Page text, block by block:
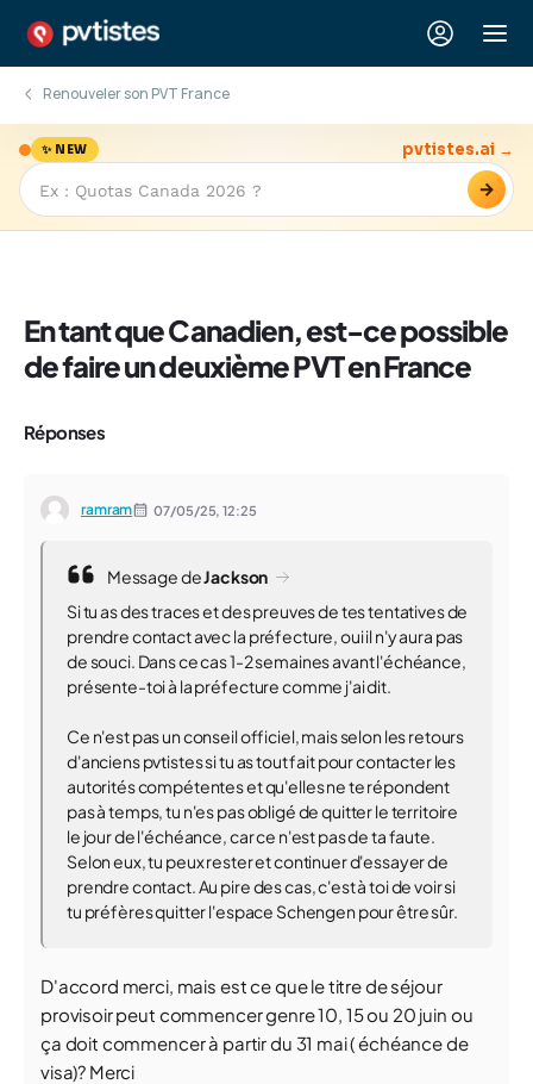
Renouveler son PVT France
✨ NEW
→
pvtistes.ai →
En tant que Canadien, est-ce possible
de faire un deuxième PVT en France
Réponses
ramram 07/05/25,12:25
Message deJackson
Si tu as des traces et des preuves de tes tentatives de
prendre contact avec la préfecture, oui il n'y aura pas
de souci. Dans ce cas 1-2 semaines avant l'échéance,
présente-toi à la préfecture comme j'ai dit.
Ce n'est pas un conseil officiel, mais selon les retours
d'anciens pvtistes si tu as tout fait pour contacter les
autorités compétentes et qu'elles ne te répondent
pas à temps, tu n'es pas obligé de quitter le territoire
le jour de l'échéance, car ce n'est pas de ta faute.
Selon eux, tu peux rester et continuer d'essayer de
prendre contact. Au pire des cas, c'est à toi de voir si
tu préfères quitter l'espace Schengen pour être sûr.
D'accord merci, mais est ce que le titre de séjour
provisoir peut commencer genre 10, 15 ou 20 juin ou
ça doit commencer à partir du 31 mai ( échéance de
visa)? Merci